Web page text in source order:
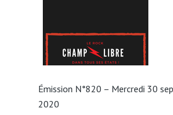
Émission N°820 – Mercredi 30
2020